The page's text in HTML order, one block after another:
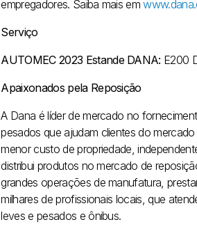
empregadores. Saiba mais em
Serviço
AUTOMEC 2023 Estande DANA: E200
Apaixonados pela Reposição
A Dana é líder de mercado no
pesados que ajudam clientes do
menor custo de propriedade,
distribui produtos no mercado de
grandes operações de manufatura,
milhares de profissionais locais, que
leves e pesados e ônibus.